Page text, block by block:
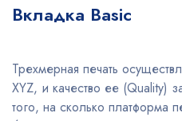
Вкладка Basic
Трехмерная печать
XYZ, и качество ее (Quality)
того, на сколько платформа